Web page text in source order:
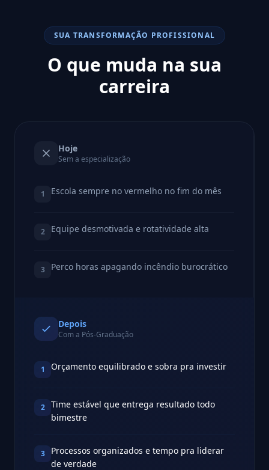
SUA TRANSFORMAÇÃO PROFISSIONAL
O que muda na sua
carreira
Hoje
Sem a especialização
1 Escola sempre no vermelho no fim do mês
2 Equipe desmotivada e rotatividade alta
3 Perco horas apagando incêndio burocrático
Depois
Com a Pós-Graduação
1 Orçamento equilibrado e sobra pra investir
2
Time estável que entrega resultado todo
bimestre
3
Processos organizados e tempo pra liderar
de verdade